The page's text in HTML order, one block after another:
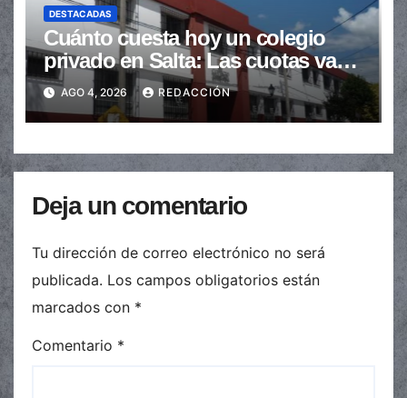
DESTACADAS
Cuánto cuesta hoy un colegio
privado en Salta: Las cuotas van
de $110.000 a más de $600.000
AGO 4, 2026 REDACCIÓN
Deja un comentario
Tu dirección de correo electrónico no será
publicada. Los campos obligatorios están
marcados con *
Comentario *